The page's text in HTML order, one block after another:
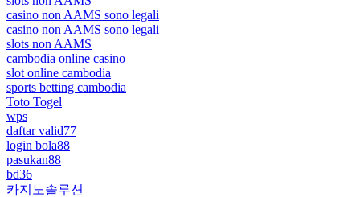
casino non AAMS sono legali
casino non AAMS sono legali
slots non AAMS
cambodia online casino
slot online cambodia
sports betting cambodia
Toto Togel
wps
daftar valid77
login bola88
pasukan88
bd36
카지노솔루션